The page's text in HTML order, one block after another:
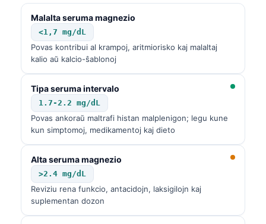
Malalta seruma magnezio
<1,7 mg/dL
Povas kontribui al krampoj, aritmiorisko kaj malaltaj
kalio aŭ kalcio-ŝablonoj
Tipa seruma intervalo
1.7-2.2 mg/dL
Povas ankoraŭ maltrafi histan malplenigon; legu kune
kun simptomoj, medikamentoj kaj dieto
Alta seruma magnezio
>2.4 mg/dL
Reviziu rena funkcio, antacidojn, laksigilojn kaj
suplementan dozon
پښتو
سنڌي
සිංහල
অসমীয়া
Galego
Latviešu valoda
Македонски јазик
Euskara
Gàidhlig
Occitan